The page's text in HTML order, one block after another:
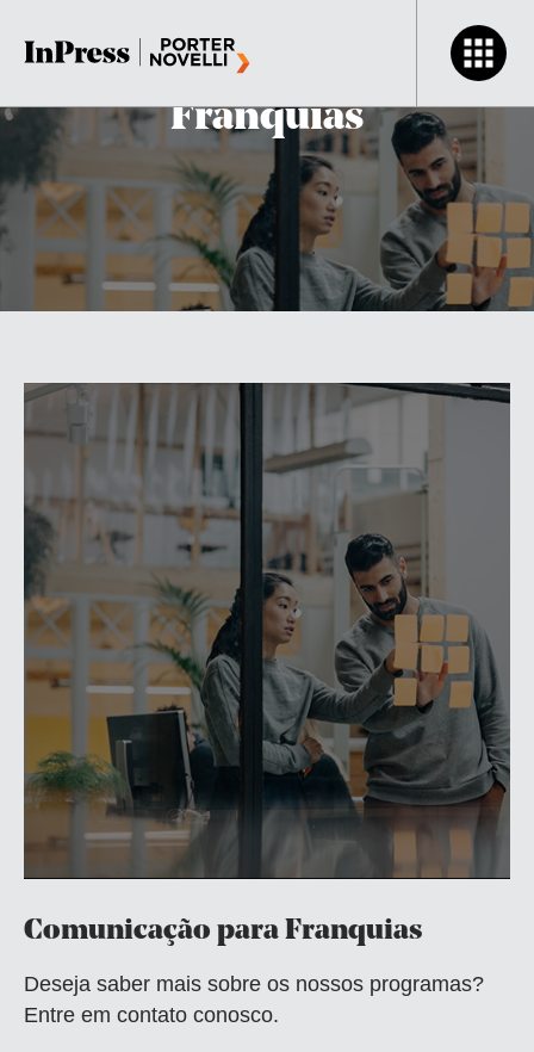
Comunicação para
Franquias
Comunicação para Franquias
Deseja saber mais sobre os nossos programas?
Entre em contato conosco.